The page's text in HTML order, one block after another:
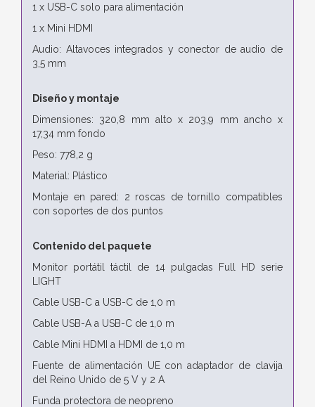
1 x USB-C solo para alimentación
1 x Mini HDMI
Audio: Altavoces integrados y conector de audio de
3,5 mm
Diseño y montaje
Dimensiones: 320,8 mm alto x 203,9 mm ancho x
17,34 mm fondo
Peso: 778,2 g
Material: Plástico
Montaje en pared: 2 roscas de tornillo compatibles
con soportes de dos puntos
Contenido del paquete
Monitor portátil táctil de 14 pulgadas Full HD serie
LIGHT
Cable USB-C a USB-C de 1,0 m
Cable USB-A a USB-C de 1,0 m
Cable Mini HDMI a HDMI de 1,0 m
Fuente de alimentación UE con adaptador de clavija
del Reino Unido de 5 V y 2 A
Funda protectora de neopreno